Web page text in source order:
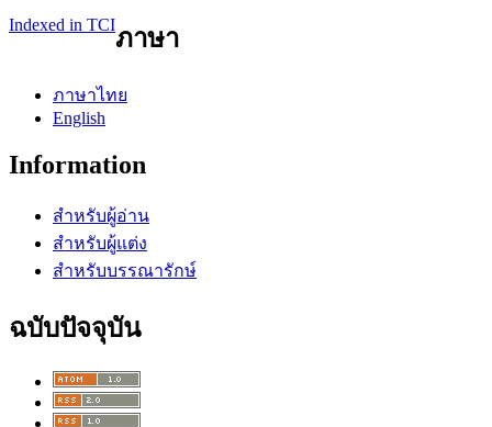
Indexed in TCIภาษา
ภาษาไทย
English
Information
สำหรับผู้อ่าน
สำหรับผู้แต่ง
สำหรับบรรณารักษ์
ฉบับปัจจุบัน